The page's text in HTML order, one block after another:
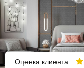
Оценка клиента